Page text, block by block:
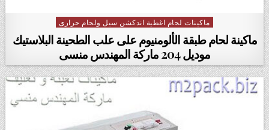
Posted in
ماكينات لحام اغطية اندكشن سيل ولحام حرارى
ماكينة لحام طبقة الألومنيوم على علب الطحينة البلاستيك
موديل 204 ماركة المهندس منسى